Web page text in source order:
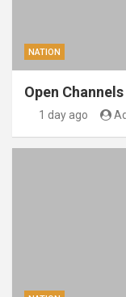
NATION
Open
1 day ago